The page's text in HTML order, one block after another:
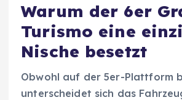
Warum der 6er
Turismo eine
Nische besetzt
Obwohl auf der 5er-Plattform
unterscheidet sich das